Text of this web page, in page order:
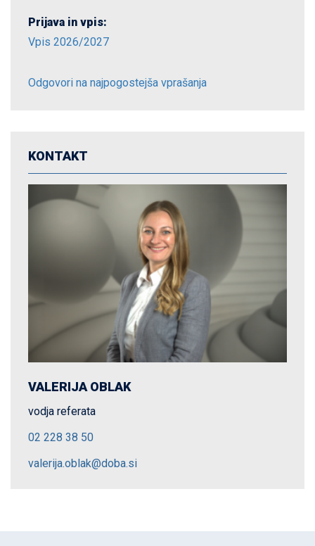
Prijava in vpis:
Vpis 2026/2027
Odgovori na najpogostejša vprašanja
KONTAKT
VALERIJA OBLAK
vodja referata
02 228 38 50
valerija.oblak@doba.si